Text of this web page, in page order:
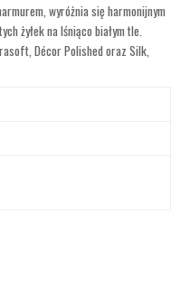
wyróżnia się harmonijnym
żyłek na lśniąco białym tle.
Décor Polished oraz Silk,